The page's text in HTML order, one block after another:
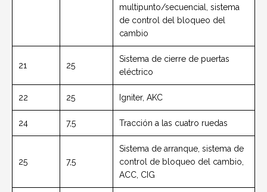
multipunto/secuencial, sistema
de control del bloqueo del
cambio
21 25
Sistema de cierre de puertas
eléctrico
22 25 Igniter, AKC
24 7,5 Tracción a las cuatro ruedas
25 7,5
Sistema de arranque, sistema de
control de bloqueo del cambio,
ACC, CIG